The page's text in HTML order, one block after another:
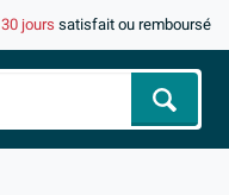
30 jours satisfait ou remboursé
Chercher